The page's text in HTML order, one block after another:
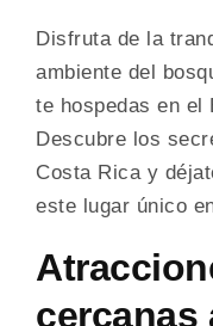
Disfruta de la
ambiente del
te hospedas en el
Descubre los
Costa Rica y
este lugar único
cercanas